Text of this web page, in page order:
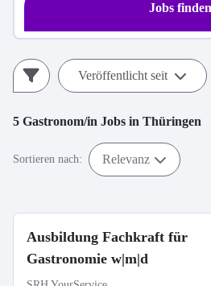
Jobs finden
Veröffentlicht seit
5 Gastronom/in Jobs in Thüringen
Sortieren nach: Relevanz
Ausbildung Fachkraft für
Gastronomie w|m|d